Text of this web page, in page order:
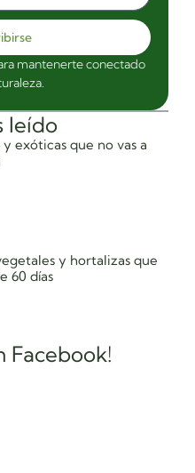
Facebook!
leído
exóticas que no vas a
y hortalizas que
60 días
mantenerte conectado